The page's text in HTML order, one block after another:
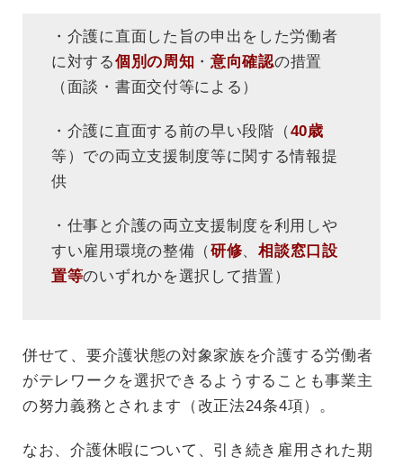
・介護に直面した旨の申出をした労働者
に対する個別の周知 ・意向確認の措置
（面談・書面交付等による）
・介護に直面する前の早い段階（40歳
等）での両立支援制度等に関する情報提
供
・仕事と介護の両立支援制度を利用しや
すい雇用環境の整備（研修、相談窓口設
置等のいずれかを選択して措置）
併せて、要介護状態の対象家族を介護する労働者
がテレワークを選択できるようすることも事業主
の努力義務とされます（改正法24条4項）。
なお、介護休暇について、引き続き雇用された期